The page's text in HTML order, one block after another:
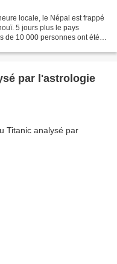
locale, le Népal est frappé
5 jours plus le pays
de 10 000 personnes ont été
par l'astrologie